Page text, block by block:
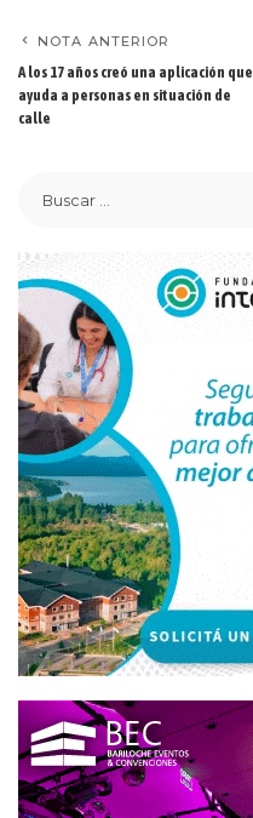
NOTA ANTERIOR
A los 17 años creó una aplicación que
ayuda a personas en situación de
calle